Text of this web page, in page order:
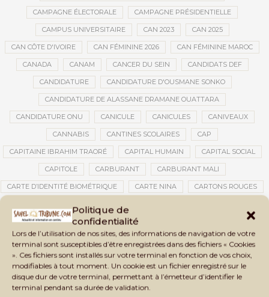
Politique de
confidentialité
Lors de l’utilisation de nos sites, des informations de navigation de votre
terminal sont susceptibles d’être enregistrées dans des fichiers « Cookies
». Ces fichiers sont installés sur votre terminal en fonction de vos choix,
modifiables à tout moment. Un cookie est un fichier enregistré sur le
disque dur de votre terminal, permettant à l’émetteur d’identifier le
terminal pendant sa durée de validation.
CAMPAGNE ÉLECTORALE CAMPAGNE PRÉSIDENTIELLE
CAMPUS UNIVERSITAIRE CAN 2023 CAN 2025
CAN CÔTE D'IVOIRE CAN FÉMININE 2026 CAN FÉMININE MAROC
CANADA CANAM CANCER DU SEIN CANDIDATS DEF
CANDIDATURE CANDIDATURE D'OUSMANE SONKO
CANDIDATURE DE ALASSANE DRAMANE OUATTARA
CANDIDATURE ONU CANICULE CANICULES CANIVEAUX
CANNABIS CANTINES SCOLAIRES CAP
CAPITAINE IBRAHIM TRAORÉ CAPITAL HUMAIN CAPITAL SOCIAL
CAPITOLE CARBURANT CARBURANT MALI
CARTE D’IDENTITÉ BIOMÉTRIQUE CARTE NINA CARTONS ROUGES
CATASTROPHES CLIMATIQUES
CAUTION 10 000 DOLLARS CAUTION DE VISA CDAT CECOGEC
CÉDÉAO CEDEAO CEI CÉLÉBRATION NATIONALE CEMAC
CEMAPI CEN-SNESUP CENOU CENSURE
CENTRAFRIQUE CENTRALE SOLAIRE